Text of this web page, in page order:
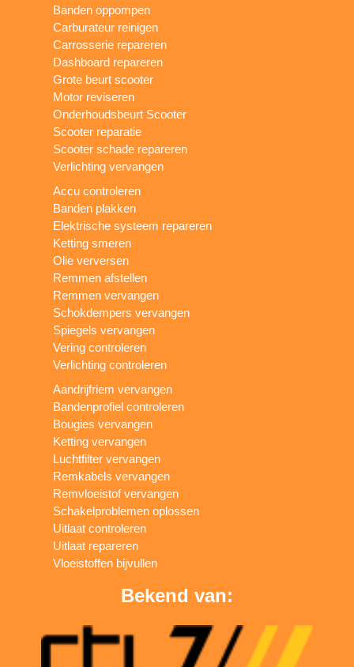
Banden oppompen
Carburateur reinigen
Carrosserie repareren
Dashboard repareren
Grote beurt scooter
Motor reviseren
Onderhoudsbeurt Scooter
Scooter reparatie
Scooter schade repareren
Verlichting vervangen
Accu controleren
Banden plakken
Elektrische systeem repareren
Ketting smeren
Olie verversen
Remmen afstellen
Remmen vervangen
Schokdempers vervangen
Spiegels vervangen
Vering controleren
Verlichting controleren
Aandrijfriem vervangen
Bandenprofiel controleren
Bougies vervangen
Ketting vervangen
Luchtfilter vervangen
Remkabels vervangen
Remvloeistof vervangen
Schakelproblemen oplossen
Uitlaat controleren
Uitlaat repareren
Vloeistoffen bijvullen
Bekend van: